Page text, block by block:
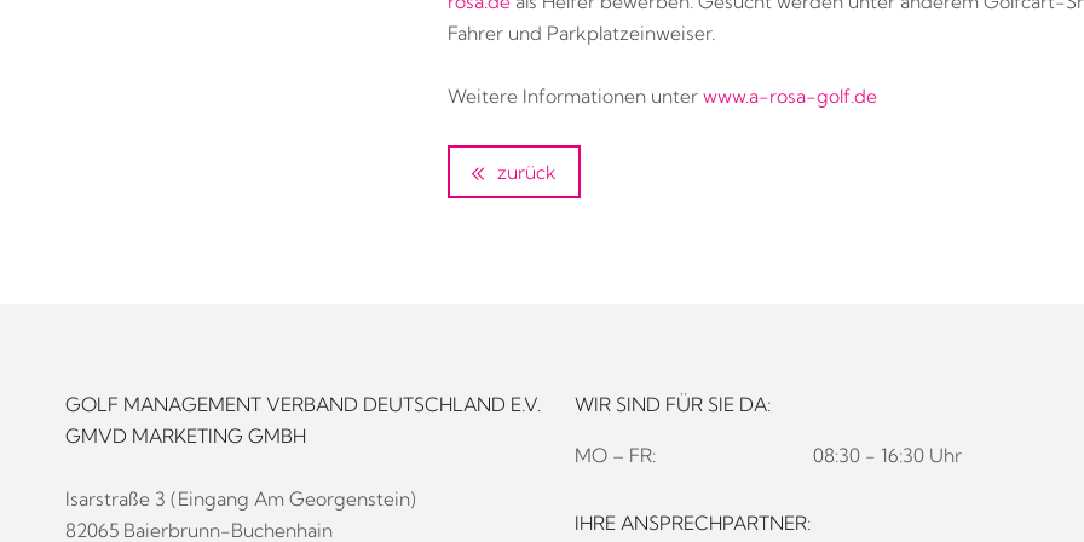
Fahrer und Parkplatzeinweiser.
Weitere Informationen unter www.a-rosa-golf.de
zurück
GOLF MANAGEMENT VERBAND DEUTSCHLAND E.V.
GMVD MARKETING GMBH
Isarstraße 3 (Eingang Am Georgenstein)
82065 Baierbrunn-Buchenhain
WIR SIND FÜR SIE DA:
MO – FR: 08:30 - 16:30 Uhr
IHRE ANSPRECHPARTNER: